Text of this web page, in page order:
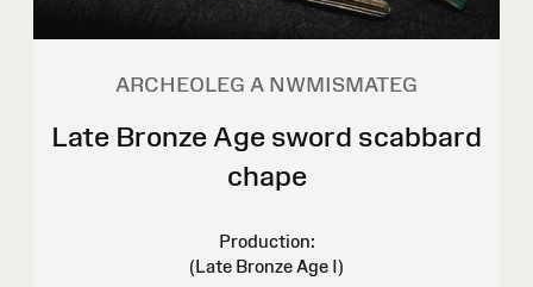
ARCHEOLEG A NWMISMATEG
Late Bronze Age sword scabbard
chape
Production:
(Late Bronze Age I)